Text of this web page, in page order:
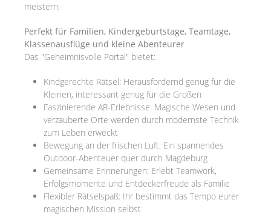
meistern.
Perfekt für Familien, Kindergeburtstage, Teamtage,
Klassenausflüge und kleine Abenteurer
Das "Geheimnisvolle Portal" bietet:
Kindgerechte Rätsel: Herausfordernd genug für die
Kleinen, interessant genug für die Großen
Faszinierende AR-Erlebnisse: Magische Wesen und
verzauberte Orte werden durch modernste Technik
zum Leben erweckt
Bewegung an der frischen Luft: Ein spannendes
Outdoor-Abenteuer quer durch Magdeburg
Gemeinsame Erinnerungen: Erlebt Teamwork,
Erfolgsmomente und Entdeckerfreude als Familie
Flexibler Rätselspaß: Ihr bestimmt das Tempo eurer
magischen Mission selbst